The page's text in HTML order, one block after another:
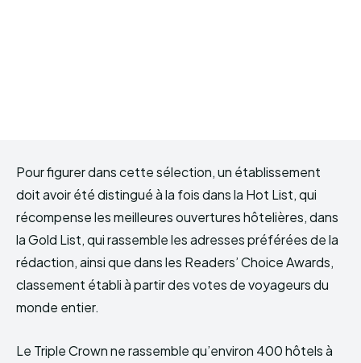
Pour figurer dans cette sélection, un établissement
doit avoir été distingué à la fois dans la Hot List, qui
récompense les meilleures ouvertures hôtelières, dans
la Gold List, qui rassemble les adresses préférées de la
rédaction, ainsi que dans les Readers’ Choice Awards,
classement établi à partir des votes de voyageurs du
monde entier.
Le Triple Crown ne rassemble qu’environ 400 hôtels à